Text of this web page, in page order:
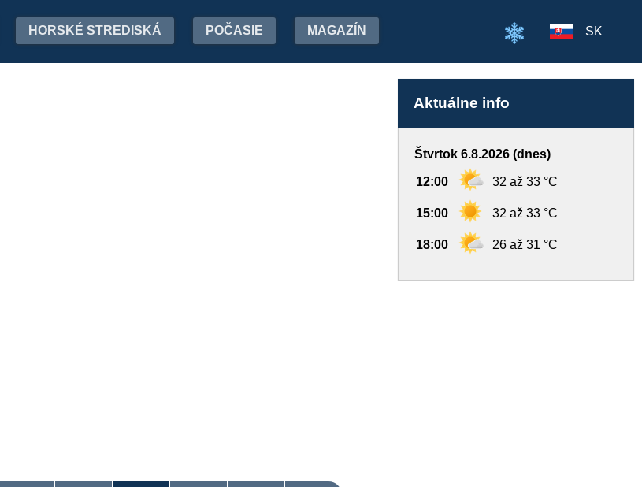
HORSKÉ STREDISKÁ POČASIE MAGAZÍN SK
Aktuálne info
Štvrtok 6.8.2026 (dnes)
12:00 32 až 33 °C
15:00 32 až 33 °C
18:00 26 až 31 °C